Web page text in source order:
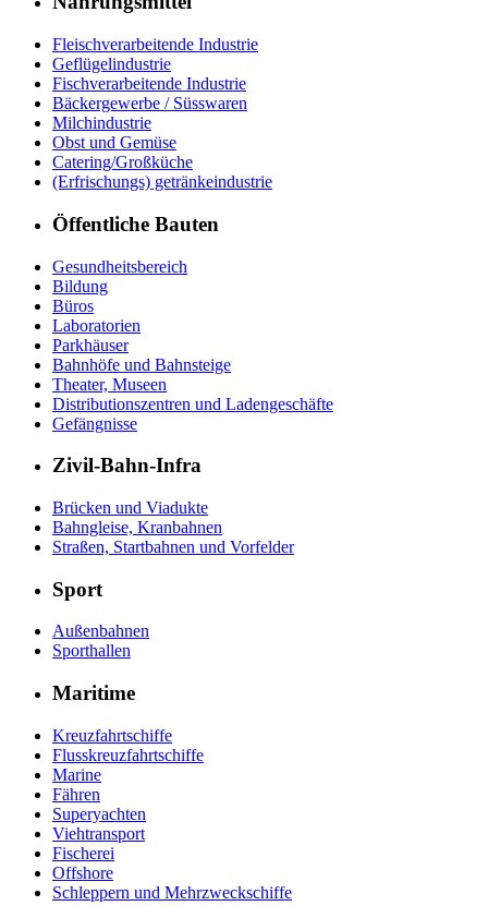
Fleischverarbeitende Industrie
Geflügelindustrie
Fischverarbeitende Industrie
Bäckergewerbe / Süsswaren
Milchindustrie
Obst und Gemüse
Catering/Großküche
(Erfrischungs) getränkeindustrie
Öffentliche Bauten
Gesundheitsbereich
Bildung
Büros
Laboratorien
Parkhäuser
Bahnhöfe und Bahnsteige
Theater, Museen
Distributionszentren und Ladengeschäfte
Gefängnisse
Zivil-Bahn-Infra
Brücken und Viadukte
Bahngleise, Kranbahnen
Straßen, Startbahnen und Vorfelder
Sport
Außenbahnen
Sporthallen
Maritime
Kreuzfahrtschiffe
Flusskreuzfahrtschiffe
Marine
Fähren
Superyachten
Viehtransport
Fischerei
Offshore
Schleppern und Mehrzweckschiffe